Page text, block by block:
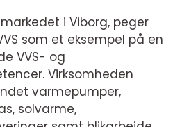
i Viborg, peger
som et eksempel på en
VVS- og
Virksomheden
varmepumper,
solvarme,